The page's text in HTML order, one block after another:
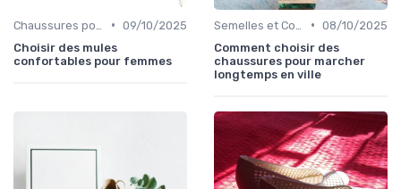
• 09/10/2025
Choisir des mules
confortables pour femmes
• 08/10/2025
Comment choisir des
chaussures pour marcher
longtemps en ville